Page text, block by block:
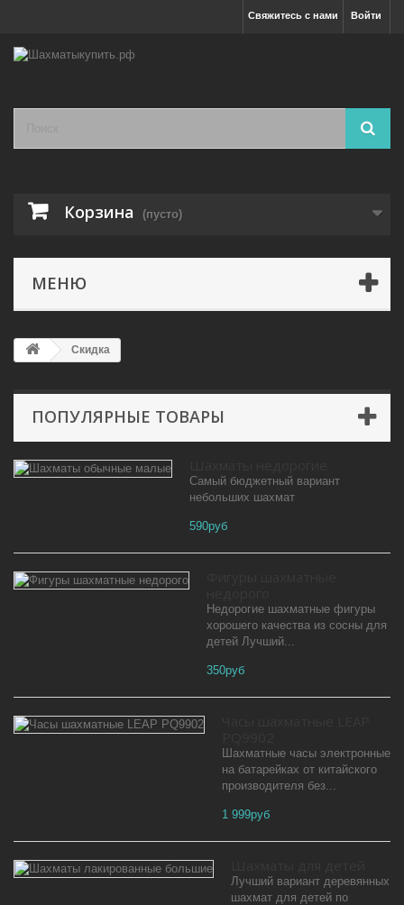
Войти
Свяжитесь с нами
Корзина (пусто)
МЕНЮ
Скидка
ПОПУЛЯРНЫЕ ТОВАРЫ
Самый бюджетный вариант
небольших шахмат
590руб
Недорогие шахматные фигуры
хорошего качества из сосны для
детей Лучший...
350руб
Шахматные часы электронные
на батарейках от китайского
производителя без...
1 999руб
Лучший вариант деревянных
шахмат для детей по